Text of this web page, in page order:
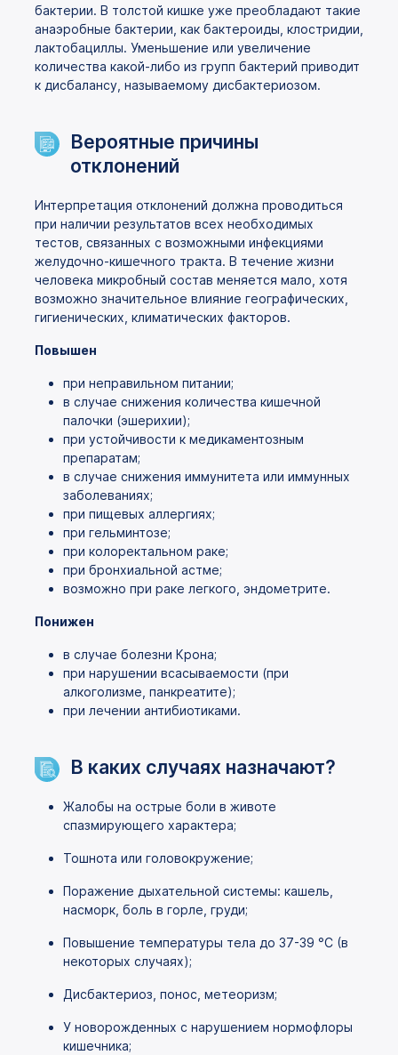
бактерии. В толстой кишке уже преобладают такие
анаэробные бактерии, как бактероиды, клостридии,
лактобациллы. Уменьшение или увеличение
количества какой-либо из групп бактерий приводит
к дисбалансу, называемому дисбактериозом.
Вероятные причины
отклонений
Интерпретация отклонений должна проводиться
при наличии результатов всех необходимых
тестов, связанных с возможными инфекциями
желудочно-кишечного тракта. В течение жизни
человека микробный состав меняется мало, хотя
возможно значительное влияние географических,
гигиенических, климатических факторов.
Повышен
при неправильном питании;
в случае снижения количества кишечной
палочки (эшерихии);
при устойчивости к медикаментозным
препаратам;
в случае снижения иммунитета или иммунных
заболеваниях;
при пищевых аллергиях;
при гельминтозе;
при колоректальном раке;
при бронхиальной астме;
возможно при раке легкого, эндометрите.
Понижен
в случае болезни Крона;
при нарушении всасываемости (при
алкоголизме, панкреатите);
при лечении антибиотиками.
В каких случаях назначают?
Жалобы на острые боли в животе
спазмирующего характера;
Тошнота или головокружение;
Поражение дыхательной системы: кашель,
насморк, боль в горле, груди;
Повышение температуры тела до 37-39 °C (в
некоторых случаях);
Дисбактериоз, понос, метеоризм;
У новорожденных с нарушением нормофлоры
кишечника;